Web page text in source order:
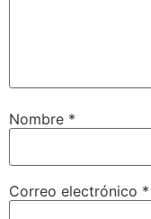
Nombre *
Correo electrónico *